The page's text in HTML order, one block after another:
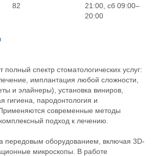
82
21:00, сб 09:00–
20:00
полный спектр стоматологических услуг:
имплантация любой сложности,
и элайнеры), установка виниров,
гигиена, пародонтология и
современные методы
подход к лечению.
передовым оборудованием, включая 3D-
микроскопы. В работе